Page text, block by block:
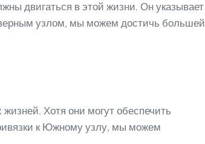
двигаться в этой жизни. Он указывает
узлом, мы можем достичь большей
Хотя они могут обеспечить
к Южному узлу, мы можем